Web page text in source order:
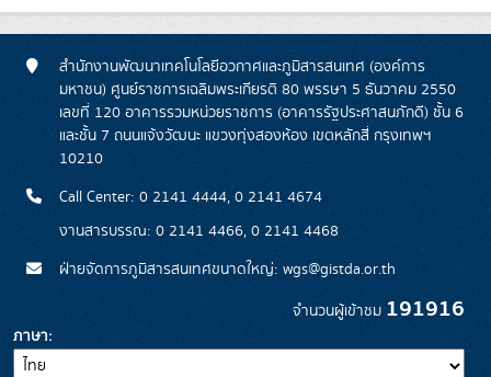
สำนักงานพัฒนาเทคโนโลยีอวกาศและภูมิสารสนเทศ (องค์การ
มหาชน) ศูนย์ราชการเฉลิมพระเกียรติ 80 พรรษา 5 ธันวาคม 2550
เลขที่ 120 อาคารรวมหน่วยราชการ (อาคารรัฐประศาสนภักดี) ชั้น 6
และชั้น 7 ถนนแจ้งวัฒนะ แขวงทุ่งสองห้อง เขตหลักสี่ กรุงเทพฯ
10210
Call Center: 0 2141 4444, 0 2141 4674
งานสารบรรณ: 0 2141 4466, 0 2141 4468
ฝ่ายจัดการภูมิสารสนเทศขนาดใหญ่: wgs@gistda.or.th
จำนวนผู้เข้าชม 191916
ภาษา